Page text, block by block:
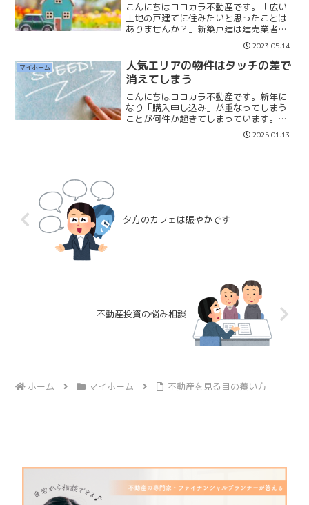
こんにちはココカラ不動産です。「広い
土地の戸建てに住みたいと思ったことは
ありませんか？」新築戸建は建売業者が
元々は1区画の土地に2棟、3棟の建物を
建てて販売をすることがあります。首都
圏では小さな土地にギリギリに3階建ての
建物を建てることから...
2023.05.14
マイホーム
人気エリアの物件はタッチの差で
消えてしまう
こんにちはココカラ不動産です。新年に
なり「購入申し込み」が重なってしまう
ことが何件か起きてしまっています。何
とか売主業者様との交渉で「一番手」を
勝ち取ることができていますが、とても
2025.01.13
夕方のカフェは賑やかです
不動産投資の悩み相談
ホーム マイホーム 不動産を見る目の養い方